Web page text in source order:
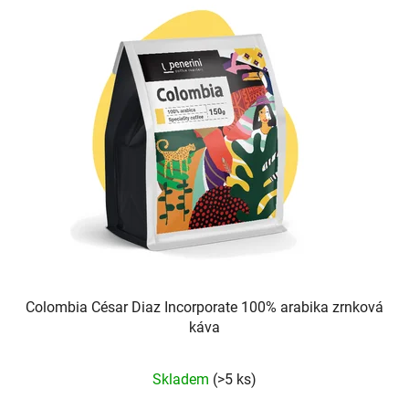
Colombia César Diaz Incorporate 100% arabika zrnková
káva
hodnocení
Skladem (>5 ks)